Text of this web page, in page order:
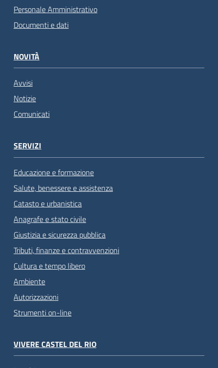
Personale Amministrativo
Documenti e dati
NOVITÀ
Avvisi
Notizie
Comunicati
SERVIZI
Educazione e formazione
Salute, benessere e assistenza
Catasto e urbanistica
Anagrafe e stato civile
Giustizia e sicurezza pubblica
Tributi, finanze e contravvenzioni
Cultura e tempo libero
Ambiente
Autorizzazioni
Strumenti on-line
VIVERE CASTEL DEL RIO